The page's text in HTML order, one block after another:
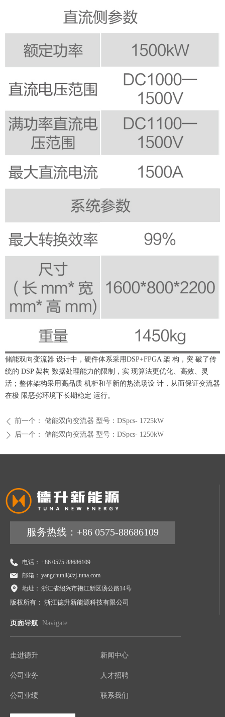
ꄴ 前一个： 储能双向变流器 型号：DSpcs- 1725kW
ꄲ 后一个： 储能双向变流器 型号：DSpcs- 1250kW
储能双向变流器 设计中，硬件体系采用DSP+FPGA 架 构，突 破了传
统的 DSP 架构 数据处理能力的限制，实 现算法更优化、高效、灵
活；整体架构采用高品质 机柜和革新的热流场设 计，从而保证变流器
在极 限恶劣环境下长期稳定 运行。
服务热线：+86 0575-88686109
电话： +86 0575-88686109
邮箱： yangchunli@zj-tuna.com
地址： 浙江省绍兴市袍江新区汤公路14号
版权所有： 浙江德升新能源科技有限公司
页面导航 Navigate
走进德升
公司业务
公司业绩
新闻中心
人才招聘
联系我们